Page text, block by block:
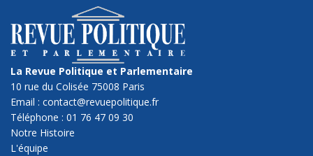
La Revue Politique et Parlementaire
10 rue du Colisée 75008 Paris
Email : contact@revuepolitique.fr
Téléphone : 01 76 47 09 30
Notre Histoire
L'équipe